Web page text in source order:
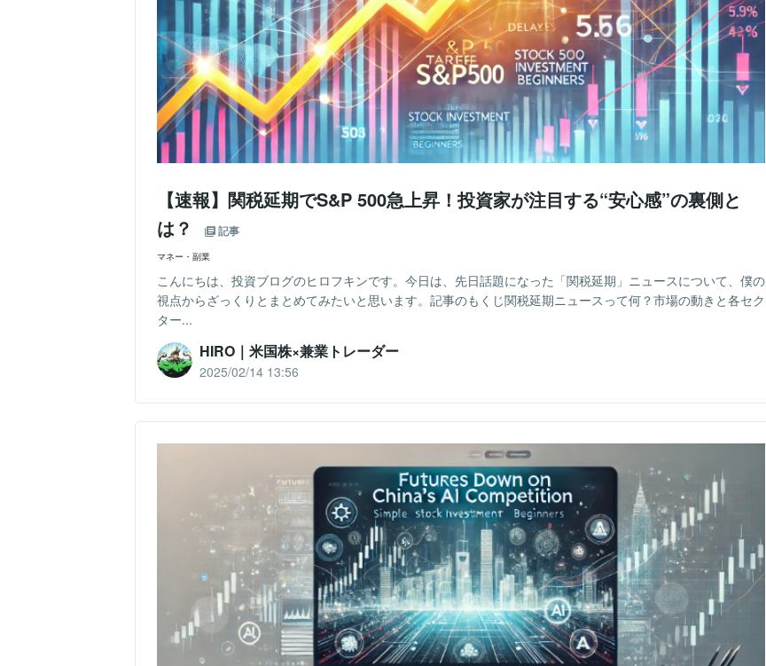
【速報】関税延期でS&P 500急上昇！投資家が注目する“安心感”の裏側と
は？
記事
マネー・副業
こんにちは、投資ブログのヒロフキンです。今日は、先日話題になった「関税延期」ニュースについて、僕の
視点からざっくりとまとめてみたいと思います。記事のもくじ関税延期ニュースって何？市場の動きと各セク
ター...
HIRO｜米国株×兼業トレーダー
2025/02/14 13:56